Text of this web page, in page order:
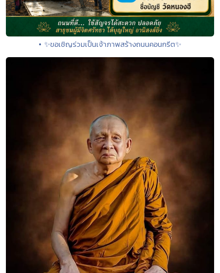
• ✨ขอเชิญร่วมเป็นเจ้าภาพสร้างถนนคอนกรีต✨